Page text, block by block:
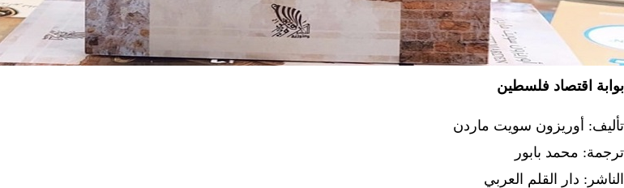
بوابة اقتصاد فلسطين
تأليف: أوريزون سويت ماردن
ترجمة: محمد بابور
الناشر: دار القلم العربي